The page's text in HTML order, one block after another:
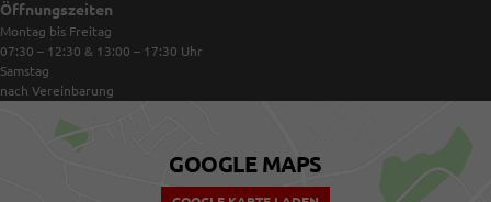
Öffnungszeiten
Montag bis Freitag
07:30 – 12:30 & 13:00 – 17:30 Uhr
Samstag
nach Vereinbarung
GOOGLE MAPS